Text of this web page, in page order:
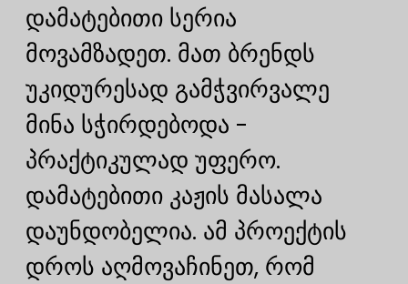
დამატებითი სერია
მოვამზადეთ. მათ ბრენდს
უკიდურესად გამჭვირვალე
მინა სჭირდებოდა -
პრაქტიკულად უფერო.
დამატებითი კაჟის მასალა
დაუნდობელია. ამ პროექტის
დროს აღმოვაჩინეთ, რომ